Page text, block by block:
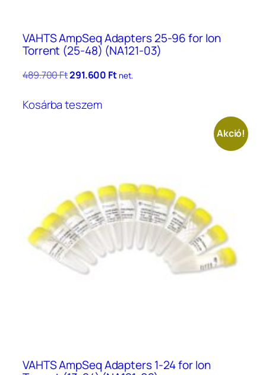
VAHTS AmpSeq Adapters 25-96 for Ion
Torrent (25-48) (NA121-03)
489.700FtOriginal
was:
489.700 Ft.
291.600 FtCurrent
net.
Kosárba teszem
Akció!
VAHTS AmpSeq Adapters 1-24 for Ion